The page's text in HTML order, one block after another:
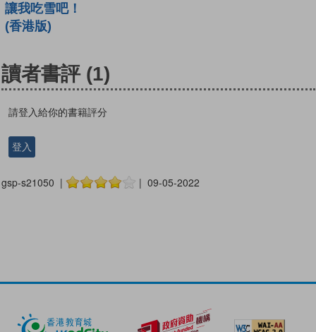
讓我吃雪吧！
(香港版)
讀者書評 (1)
請登入給你的書籍評分
登入
gsp-s21050 | | 09-05-2022